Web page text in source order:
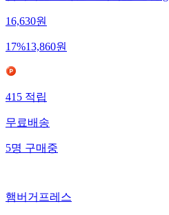
16,630원
17%13,860원
415적립
무료배송
5명구매중
햄버거프레스